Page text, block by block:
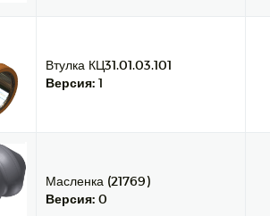
Втулка КЦ31.01.03.101
Версия: 1
Масленка (21769)
Версия: 0